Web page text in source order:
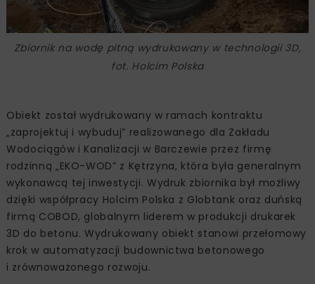
Zbiornik na wodę pitną wydrukowany w technologii 3D,
fot. Holcim Polska
Obiekt został wydrukowany w ramach kontraktu
„zaprojektuj i wybuduj” realizowanego dla Zakładu
Wodociągów i Kanalizacji w Barczewie przez firmę
rodzinną „EKO-WOD” z Kętrzyna, która była generalnym
wykonawcą tej inwestycji. Wydruk zbiornika był możliwy
dzięki współpracy Holcim Polska z Globtank oraz duńską
firmą COBOD, globalnym liderem w produkcji drukarek
3D do betonu. Wydrukowany obiekt stanowi przełomowy
krok w automatyzacji budownictwa betonowego
i zrównoważonego rozwoju.